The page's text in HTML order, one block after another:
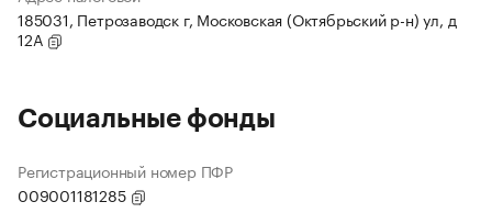
185031, Петрозаводск г, Московская (Октябрьский р-н) ул, д
12А
Социальные фонды
Регистрационный номер ПФР
009001181285